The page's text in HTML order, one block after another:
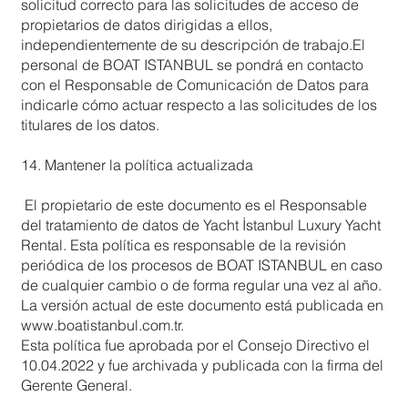
solicitud correcto para las solicitudes de acceso de
propietarios de datos dirigidas a ellos,
independientemente de su descripción de trabajo.El
personal de BOAT ISTANBUL se pondrá en contacto
con el Responsable de Comunicación de Datos para
indicarle cómo actuar respecto a las solicitudes de los
titulares de los datos.
14. Mantener la política actualizada
El propietario de este documento es el Responsable
del tratamiento de datos de Yacht İstanbul Luxury Yacht
Rental. Esta política es responsable de la revisión
periódica de los procesos de BOAT ISTANBUL en caso
de cualquier cambio o de forma regular una vez al año.
La versión actual de este documento está publicada en
www.boatistanbul.com.tr.
Esta política fue aprobada por el Consejo Directivo el
10.04.2022 y fue archivada y publicada con la firma del
Gerente General.